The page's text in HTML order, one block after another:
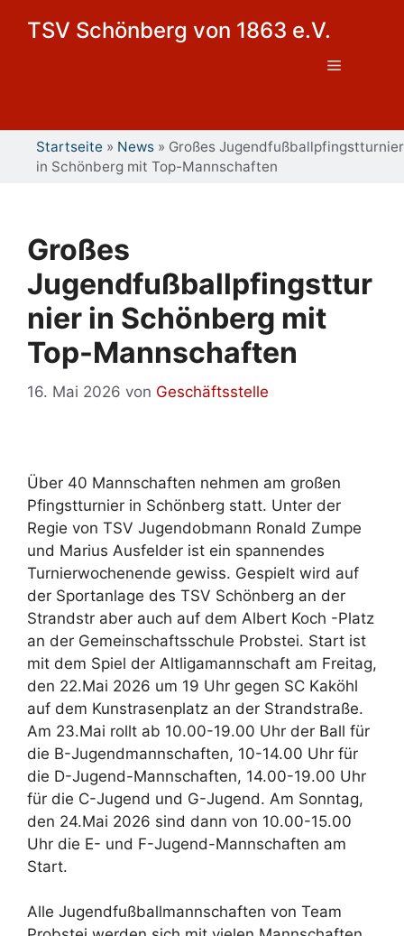
TSV Schönberg von 1863 e.V.
Menü
Startseite » News » Großes Jugendfußballpfingstturnier
in Schönberg mit Top-Mannschaften
Großes
Jugendfußballpfingsttur
nier in Schönberg mit
Top-Mannschaften
16. Mai 2026 von Geschäftsstelle
Über 40 Mannschaften nehmen am großen
Pfingstturnier in Schönberg statt. Unter der
Regie von TSV Jugendobmann Ronald Zumpe
und Marius Ausfelder ist ein spannendes
Turnierwochenende gewiss. Gespielt wird auf
der Sportanlage des TSV Schönberg an der
Strandstr aber auch auf dem Albert Koch -Platz
an der Gemeinschaftsschule Probstei. Start ist
mit dem Spiel der Altligamannschaft am Freitag,
den 22.Mai 2026 um 19 Uhr gegen SC Kaköhl
auf dem Kunstrasenplatz an der Strandstraße.
Am 23.Mai rollt ab 10.00-19.00 Uhr der Ball für
die B-Jugendmannschaften, 10-14.00 Uhr für
die D-Jugend-Mannschaften, 14.00-19.00 Uhr
für die C-Jugend und G-Jugend. Am Sonntag,
den 24.Mai 2026 sind dann von 10.00-15.00
Uhr die E- und F-Jugend-Mannschaften am
Start.
Alle Jugendfußballmannschaften von Team